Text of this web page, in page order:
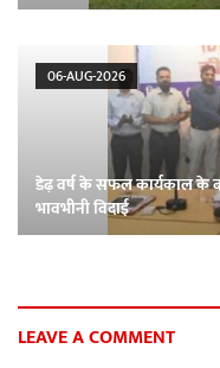
06-AUG-2026
डेढ़ वर्ष के सफल कार्यकाल के
भावभीनी विदाई
LEAVE A COMMENT